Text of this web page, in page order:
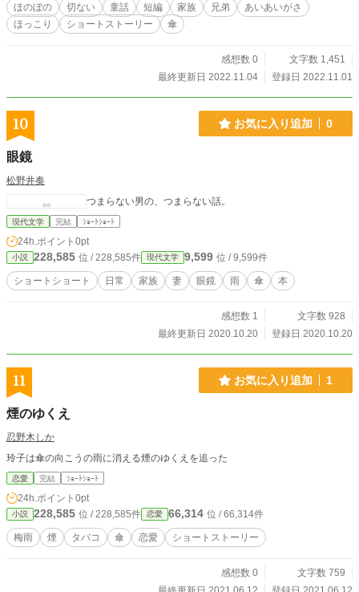
ほのぼの 切ない 童話 短編 家族 兄弟
あいあいがさ
ほっこり
ショートストーリー 傘
感想数 0
文字数 1,451
最終更新日 2022.11.04
登録日 2022.11.01
10 お気に入り追加 0
眼鏡
松野井奏
つまらない男の、つまらない話。
現代文学 完結 ｼｮｰﾄｼｮｰﾄ
24h.ポイント 0pt
小説 228,585 位 / 228,585件 現代文学 9,599 位 / 9,599件
ショートショート 日常 家族 妻 眼鏡 雨 傘 本
感想数 1
文字数 928
最終更新日 2020.10.20
登録日 2020.10.20
11 お気に入り追加 1
煙のゆくえ
忍野木しか
玲子は傘の向こうの雨に消える煙のゆくえを追った
恋愛 完結 ｼｮｰﾄｼｮｰﾄ
24h.ポイント 0pt
小説 228,585 位 / 228,585件 恋愛 66,314 位 / 66,314件
梅雨 煙 タバコ 傘 恋愛 ショートストーリー
感想数 0
文字数 759